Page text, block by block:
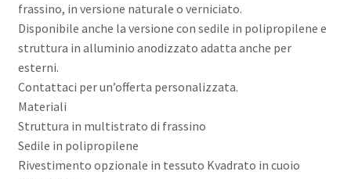
frassino, in versione naturale o verniciato.
Disponibile anche la versione con sedile in polipropilene e
struttura in alluminio anodizzato adatta anche per
esterni.
Contattaci per un’offerta personalizzata.
Materiali
Struttura in multistrato di frassino
Sedile in polipropilene
Rivestimento opzionale in tessuto Kvadrato in cuoio